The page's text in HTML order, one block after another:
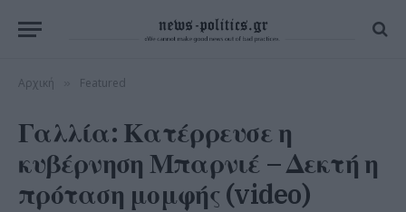
Αρχική Featured
Γαλλία: Κατέρρευσε η
κυβέρνηση Μπαρνιέ – Δεκτή η
πρόταση μομφής (video)